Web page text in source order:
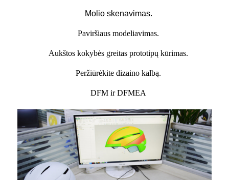
Molio skenavimas.
Paviršiaus modeliavimas.
Aukštos kokybės greitas prototipų kūrimas.
Peržiūrėkite dizaino kalbą.
DFM ir DFMEA